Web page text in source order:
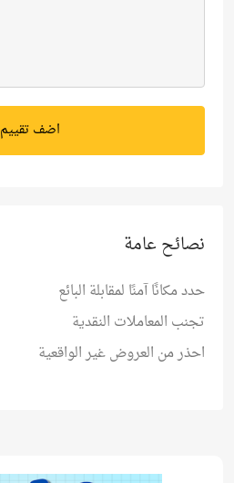
اضف تقييم
نصائح عامة
حدد مكانًا آمنًا لمقابلة البائع
تجنب المعاملات النقدية
احذر من العروض غير الواقعية